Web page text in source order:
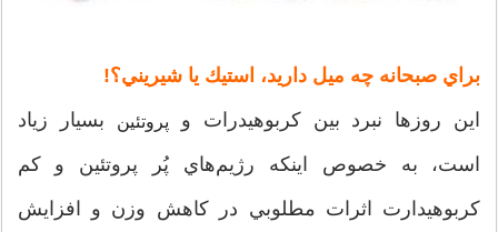
براي صبحانه چه ميل داريد، استيك يا شيريني؟!
اين روزها نبرد بين كربوهيدرات و
پروتئين
بسيار زياد
است، به خصوص اينکه رژيم‌هاي پُر پروتئين و كم
كربوهيدارت اثرات مطلوبي در كاهش وزن و افزايش